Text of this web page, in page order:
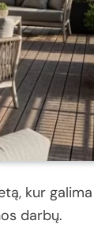
kur galima
darbų.